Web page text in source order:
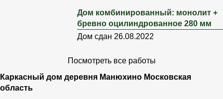
Дом комбинированный: монолит +
бревно оцилиндрованное 280 мм
Дом сдан 26.08.2022
Посмотреть все работы
Каркасный дом деревня Манюхино Московская
область